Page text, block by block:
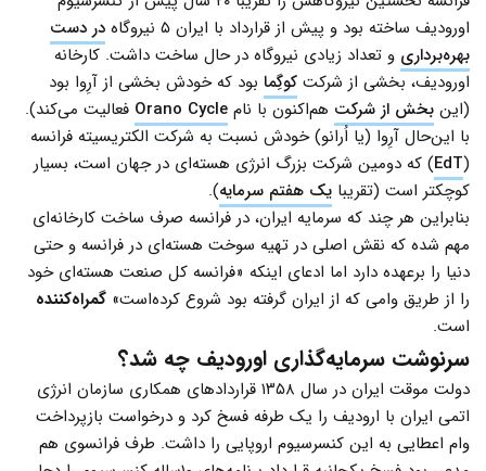
اورودیف ساخته بود و پیش از قرارداد با ایران ۵ نیروگاه
در دست
بهره‌برداری و تعداد زیادی نیروگاه در حال ساخت داشت. کارخانه
اورودیف، بخشی از شرکت کوگِما بود که خودش بخشی از آرِوا بود
(این بخش از شرکت هم‌اکنون با نام Orano Cycle فعالیت می‌کند).
با این‌حال آرِوا (یا اُرانو) خودش نسبت به شرکت الکتریسیته فرانسه
(
EdT) که دومین شرکت بزرگ انرژی هسته‌ای در جهان است، بسیار
کوچکتر است (تقریبا یک هفتم سرمایه).
بنابراین هر چند که سرمایه ایران، در فرانسه صرف ساخت کارخانه‌ای
مهم شده که نقش اصلی در تهیه سوخت هسته‌ای در فرانسه و حتی
دنیا را برعهده دارد اما ادعای اینکه «فرانسه کل صنعت هسته‌ای خود
را از طریق وامی که از ایران گرفته بود شروع کرده‌است» گمراه‌کننده
است.
سرنوشت سرمایه‌گذاری اورودیف چه شد؟
دولت موقت ایران در سال ۱۳۵۸ قراردادهای همکاری سازمان انرژی
اتمی ایران با ارودیف را یک طرفه فسخ کرد و درخواست بازپرداخت
وام اعطایی به این کنسرسیوم اروپایی را داشت. طرف فرانسوی هم